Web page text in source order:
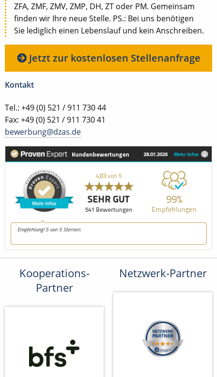
ZFA, ZMF, ZMV, ZMP, DH, ZT oder PM. Gemeinsam
finden wir Ihre neue Stelle. PS.: Bei uns benötigen
Sie lediglich einen Lebenslauf und kein Anschreiben.
Jetzt zur kostenlosen Stellenanfrage
Kontakt
Tel.: +49 (0) 521 / 911 730 44
Fax: +49 (0) 521 / 911 730 41
bewerbung@dzas.de
Kooperations-
Partner
Netzwerk-Partner